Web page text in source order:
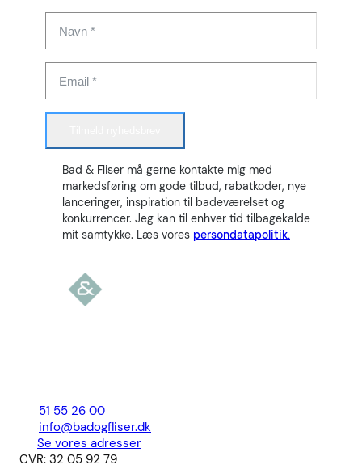
Bad & Fliser må gerne kontakte mig med
markedsføring om gode tilbud, rabatkoder, nye
lanceringer, inspiration til badeværelset og
konkurrencer. Jeg kan til enhver tid tilbagekalde
mit samtykke. Læs vores persondatapolitik.
51 55 26 00
info@badogfliser.dk
Se vores adresser
CVR: 32 05 92 79